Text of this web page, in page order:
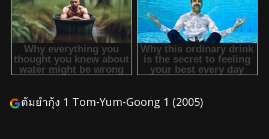
ต้มยํากุ้ง 1 Tom-Yum-Goong 1 (2005)